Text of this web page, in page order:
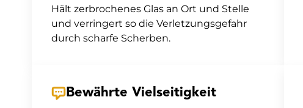
Hält zerbrochenes Glas an Ort und Stelle
und verringert so die Verletzungsgefahr
durch scharfe Scherben.
Bewährte Vielseitigkeit